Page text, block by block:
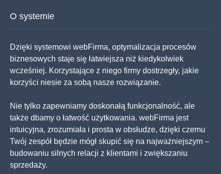
O systemie
Dzięki systemowi webFirma, optymalizacja procesów
biznesowych staje się łatwiejsza niż kiedykolwiek
wcześniej. Korzystające z niego firmy dostrzegły, jakie
korzyści niesie za sobą nasze rozwiązanie.
Nie tylko zapewniamy doskonałą funkcjonalność, ale
także dbamy o łatwość użytkowania. webFirma jest
intuicyjna, zrozumiała i prosta w obsłudze, dzięki czemu
Twój zespół będzie mógł skupić się na najważniejszym –
budowaniu silnych relacji z klientami i zwiększaniu
sprzedaży.